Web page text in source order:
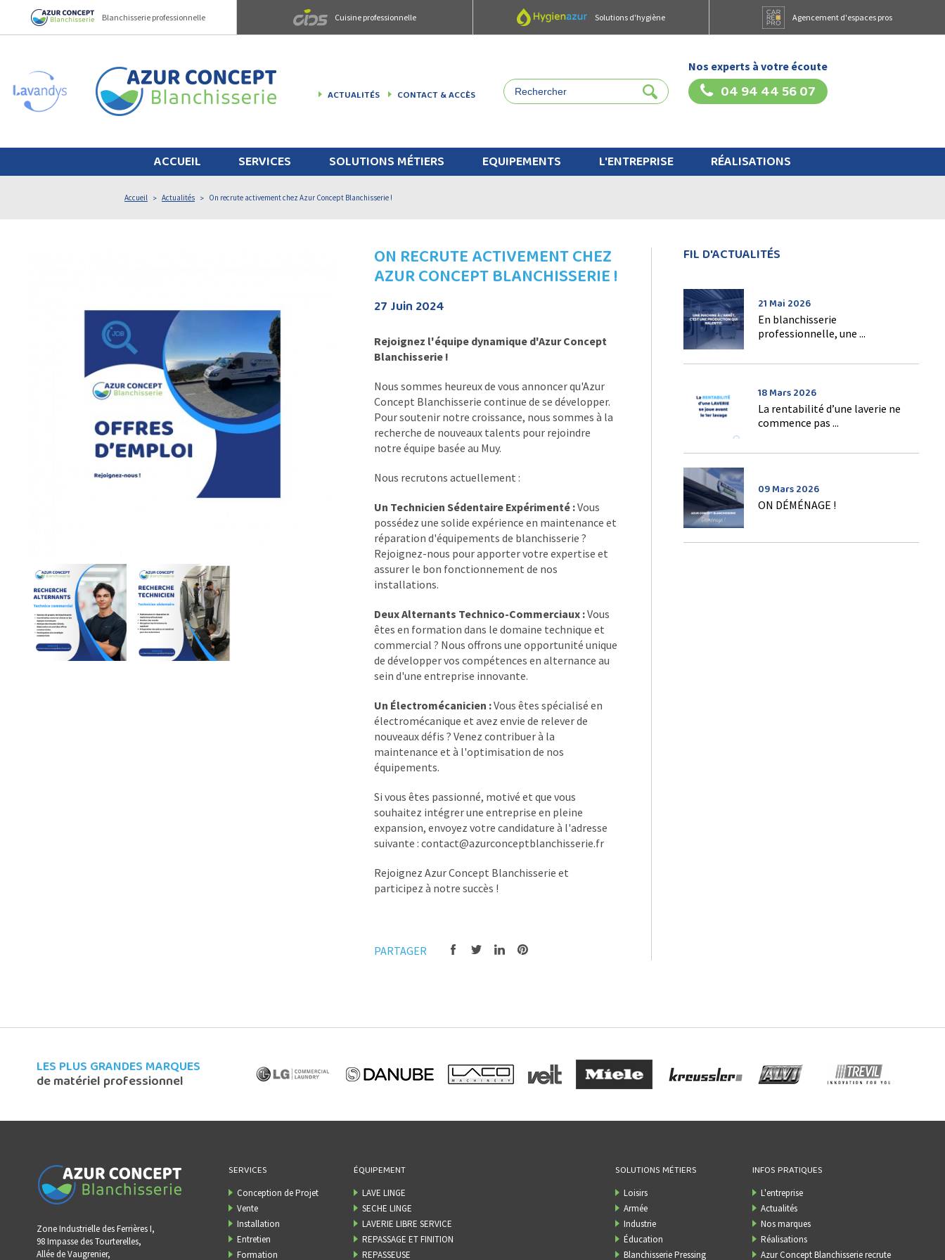
Blanchisserie professionnelle Cuisine professionnelle Solutions d'hygiène Agencement d'espaces pros
ACTUALITÉS CONTACT & ACCÈS
Nos experts à votre écoute
04 94 44 56 07
ACCUEIL SERVICES SOLUTIONS MÉTIERS EQUIPEMENTS L'ENTREPRISE RÉALISATIONS
Accueil Actualités On recrute activement chez Azur Concept Blanchisserie !
ON RECRUTE ACTIVEMENT CHEZ
AZUR CONCEPT BLANCHISSERIE !
27 Juin 2024
Rejoignez l'équipe dynamique d'Azur Concept
Blanchisserie !
Nous sommes heureux de vous annoncer qu'Azur
Concept Blanchisserie continue de se développer.
Pour soutenir notre croissance, nous sommes à la
recherche de nouveaux talents pour rejoindre
notre équipe basée au Muy.
Nous recrutons actuellement :
Un Technicien Sédentaire Expérimenté :Vous
possédez une solide expérience en maintenance et
réparation d'équipements de blanchisserie ?
Rejoignez-nous pour apporter votre expertise et
assurer le bon fonctionnement de nos
installations.
Deux Alternants Technico-Commerciaux :Vous
êtes en formation dans le domaine technique et
commercial ? Nous offrons une opportunité unique
de développer vos compétences en alternance au
sein d'une entreprise innovante.
Un Électromécanicien :Vous êtes spécialisé en
électromécanique et avez envie de relever de
nouveaux défis ? Venez contribuer à la
maintenance et à l'optimisation de nos
équipements.
Si vous êtes passionné, motivé et que vous
souhaitez intégrer une entreprise en pleine
expansion, envoyez votre candidature à l'adresse
suivante : contact@azurconceptblanchisserie.fr
Rejoignez Azur Concept Blanchisserie et
participez à notre succès !
PARTAGER
FIL D'ACTUALITÉS
21 Mai 2026
En blanchisserie
professionnelle, une ...
18 Mars 2026
La rentabilité d’une laverie ne
commence pas ...
09 Mars 2026
ON DÉMÉNAGE !
LES PLUS GRANDES MARQUES
de matériel professionnel
Zone Industrielle des Ferrières I,
98 Impasse des Tourterelles,
Allée de Vaugrenier,
SERVICES
Conception de Projet
Vente
Installation
Entretien
Formation
ÉQUIPEMENT
LAVE LINGE
SECHE LINGE
LAVERIE LIBRE SERVICE
REPASSAGE ET FINITION
REPASSEUSE
SOLUTIONS MÉTIERS
Loisirs
Armée
Industrie
Éducation
Blanchisserie Pressing
INFOS PRATIQUES
L'entreprise
Actualités
Nos marques
Réalisations
Azur Concept Blanchisserie recrute
Panneau de gestion des cookies